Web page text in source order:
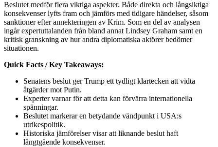
Beslutet medför flera viktiga aspekter. Både direkta och långsiktiga
konsekvenser lyfts fram och jämförs med tidigare händelser, såsom
sanktioner efter annekteringen av Krim. Som en del av analysen
ingår expertuttalanden från bland annat Lindsey Graham samt en
kritisk granskning av hur andra diplomatiska aktörer bedömer
situationen.
Quick Facts / Key Takeaways:
Senatens beslut ger Trump ett tydligt klartecken att vidta
åtgärder mot Putin.
Experter varnar för att detta kan förvärra internationella
spänningar.
Beslutet markerar en betydande vändpunkt i USA:s
utrikespolitik.
Historiska jämförelser visar att liknande beslut haft
långtgående konsekvenser.